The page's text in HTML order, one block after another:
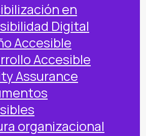
en
Digital
Accesible
Accesible
Assurance
organizacional